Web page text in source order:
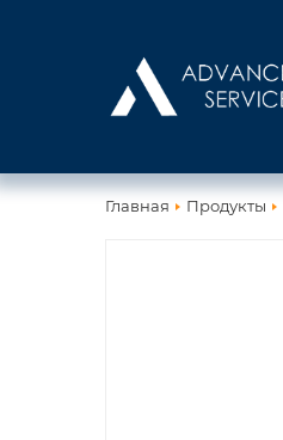
Главная Продукты